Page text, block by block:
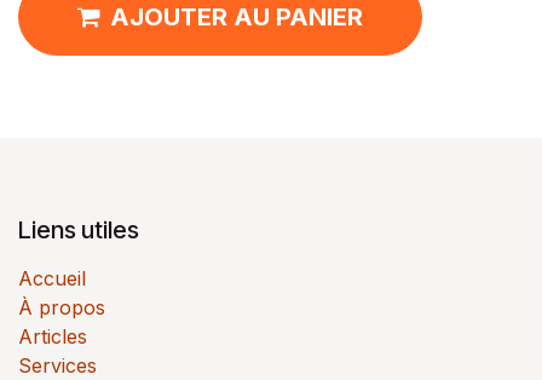
AJOUTER AU PANIER
Liens utiles
Accueil
À propos
Articles
Services